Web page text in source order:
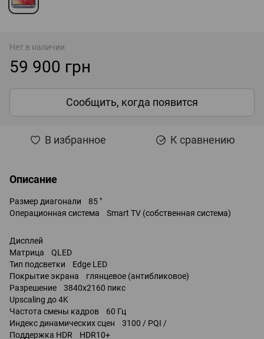
Нет в наличии
59 900 грн
Сообщить, когда появится
В избранное К сравнению
Описание
Размер диагонали 85 "
Операционная система Smart TV (собственная система)
Дисплей
Матрица QLED
Тип подсветки Edge LED
Покрытие экрана глянцевое (антибликовое)
Разрешение 3840x2160 пикс
Upscaling до 4K
Частота смены кадров 60 Гц
Индекс динамических сцен 3100 / PQI /
Поддержка HDR HDR10+